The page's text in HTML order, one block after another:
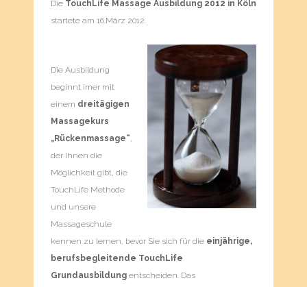
Die TouchLife Massage Ausbildung 2012 in Köln
startete am 16.März 2012.
Die Ausbildung
beginnt imer mit
einem dreitägigen
Massagekurs
„Rückenmassage“,
der Ihnen die
Möglichkeit gibt, die
TouchLife Methode
und unsere
Massageschule
kennen zu lernen, bevor Sie sich für die einjährige,
berufsbegleitende TouchLife
Grundausbildung entscheiden. Das